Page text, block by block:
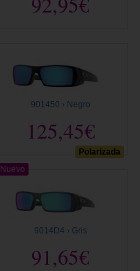
Polarizada
901450 › Negro
125,45€
9014D4 › Gris
91,65€
Nuevo